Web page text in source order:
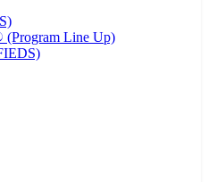
Line Up)